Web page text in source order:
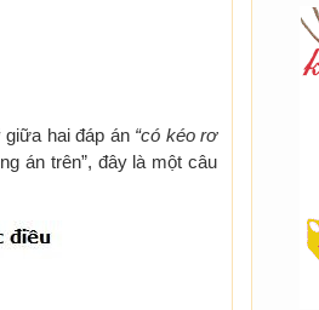
hai đáp án “có kéo rơ
án trên”, đây là một câu